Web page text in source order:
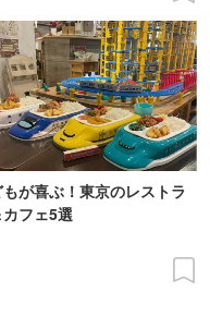
が喜ぶ！東京のレストラ
カフェ5選